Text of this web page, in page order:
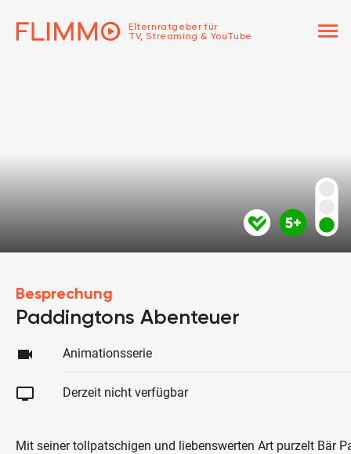
Elternratgeber für
TV, Streaming & YouTube
menu
Besprechung
Paddingtons Abenteuer
videocam Animationsserie
tv Derzeit nicht verfügbar
Mit seiner tollpatschigen und liebenswerten Art purzelt Bär